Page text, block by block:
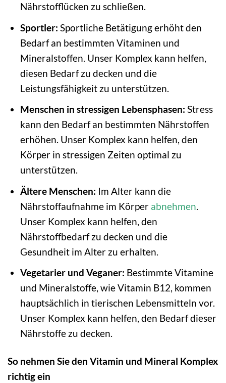
Nährstofflücken zu schließen.
Sportler: Sportliche Betätigung erhöht den
Bedarf an bestimmten Vitaminen und
Mineralstoffen. Unser Komplex kann helfen,
diesen Bedarf zu decken und die
Leistungsfähigkeit zu unterstützen.
Menschen in stressigen Lebensphasen: Stress
kann den Bedarf an bestimmten Nährstoffen
erhöhen. Unser Komplex kann helfen, den
Körper in stressigen Zeiten optimal zu
unterstützen.
Ältere Menschen: Im Alter kann die
Nährstoffaufnahme im Körper abnehmen.
Unser Komplex kann helfen, den
Nährstoffbedarf zu decken und die
Gesundheit im Alter zu erhalten.
Vegetarier und Veganer: Bestimmte Vitamine
und Mineralstoffe, wie Vitamin B12, kommen
hauptsächlich in tierischen Lebensmitteln vor.
Unser Komplex kann helfen, den Bedarf dieser
Nährstoffe zu decken.
So nehmen Sie den Vitamin und Mineral Komplex
richtig ein